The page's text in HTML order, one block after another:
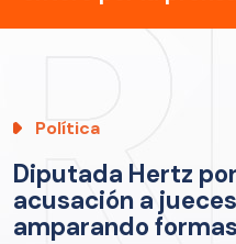
Política
Diputada Hertz
acusación a
amparando